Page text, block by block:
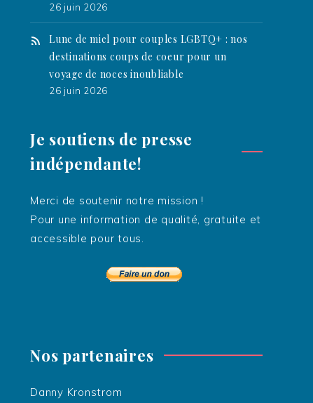
26 juin 2026
Lune de miel pour couples LGBTQ+ : nos
destinations coups de coeur pour un
voyage de noces inoubliable
26 juin 2026
Je soutiens de presse
indépendante!
Merci de soutenir notre mission !
Pour une information de qualité, gratuite et
accessible pour tous.
Nos partenaires
Danny Kronstrom